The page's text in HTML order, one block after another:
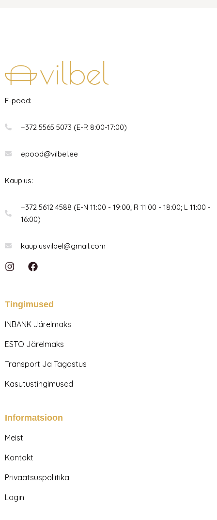
E-pood:
+372 5565 5073 (E-R 8:00-17:00)
epood@vilbel.ee
Kauplus:
+372 5612 4588 (E-N 11:00 - 19:00; R 11:00 - 18:00; L 11:00 -
16:00)
kauplusvilbel@gmail.com
I
a
r
m
F
a
b
o
Tingimused
INBANK Järelmaks
ESTO Järelmaks
Transport Ja Tagastus
Kasutustingimused
Informatsioon
Meist
Kontakt
Privaatsuspoliitika
Login